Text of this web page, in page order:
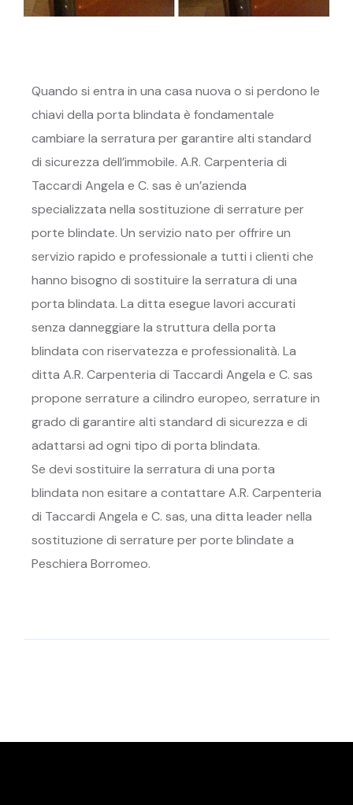
Quando si entra in una casa nuova o si perdono le
chiavi della porta blindata è fondamentale
cambiare la serratura per garantire alti standard
di sicurezza dell’immobile. A.R. Carpenteria di
Taccardi Angela e C. sas è un’azienda
specializzata nella sostituzione di serrature per
porte blindate. Un servizio nato per offrire un
servizio rapido e professionale a tutti i clienti che
hanno bisogno di sostituire la serratura di una
porta blindata. La ditta esegue lavori accurati
senza danneggiare la struttura della porta
blindata con riservatezza e professionalità. La
ditta A.R. Carpenteria di Taccardi Angela e C. sas
propone serrature a cilindro europeo, serrature in
grado di garantire alti standard di sicurezza e di
adattarsi ad ogni tipo di porta blindata.
Se devi sostituire la serratura di una porta
blindata non esitare a contattare A.R. Carpenteria
di Taccardi Angela e C. sas, una ditta leader nella
sostituzione di serrature per porte blindate a
Peschiera Borromeo.